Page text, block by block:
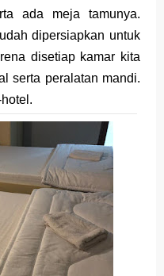
ada meja tamunya.
dipersiapkan untuk
disetiap kamar kita
serta peralatan mandi.